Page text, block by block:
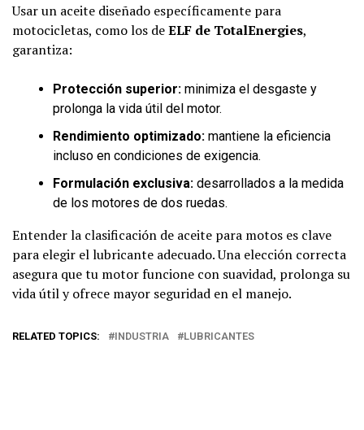
Usar un aceite diseñado específicamente para
motocicletas, como los deELF de TotalEnergies,
garantiza:
Protección superior: minimiza el desgaste y
prolonga la vida útil del motor.
Rendimiento optimizado: mantiene la eficiencia
incluso en condiciones de exigencia.
Formulación exclusiva: desarrollados a la medida
de los motores de dos ruedas.
Entender la clasificación de aceite para motos es clave
para elegir el lubricante adecuado. Una elección correcta
asegura que tu motor funcione con suavidad, prolonga su
vida útil y ofrece mayor seguridad en el manejo.
RELATED TOPICS: INDUSTRIA LUBRICANTES